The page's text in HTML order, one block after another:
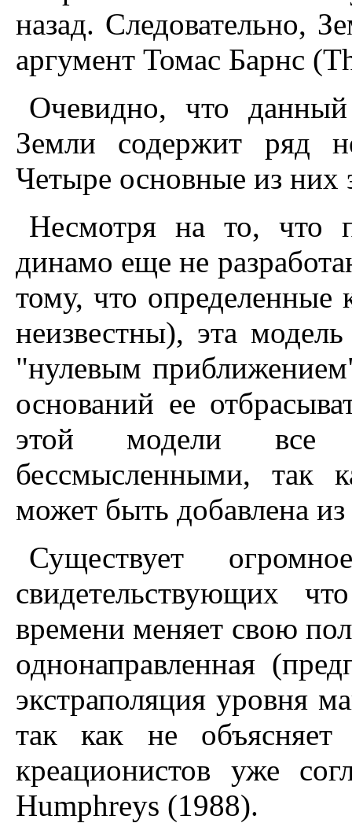
назад. Следовательно,
аргумент Томас Барнс
Очевидно, что данный
Земли содержит ряд
Четыре основные из них
Hесмотря на то, что
динамо еще не
тому, что определенные
неизвестны), эта
"нулевым
оснований ее
этой модели все
бессмысленными, так
может быть добавлена
Существует
свидетельствующих
времени меняет свою
однонаправленная
экстраполяция уровня
так как не
креационистов уже
Humphreys (1988).